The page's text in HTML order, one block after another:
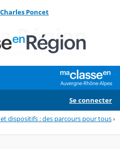
Poncet
Se connecter
dispositifs : des parcours pour tous›